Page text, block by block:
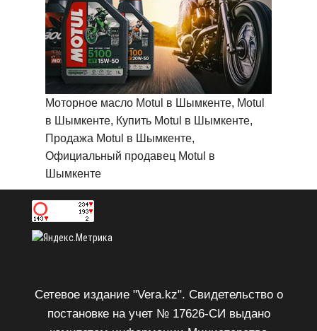
Моторное масло Motul в Шымкенте, Motul
в Шымкенте, Купить Motul в Шымкенте,
Продажа Motul в Шымкенте,
Официальный продавец Motul в
Шымкенте
Сетевое издание "Vera.kz". Свидетельство о
постановке на учет № 17626-СИ выдано